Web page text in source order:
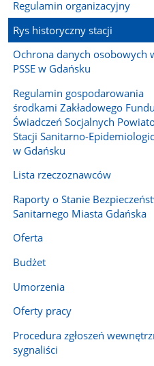
Regulamin organizacyjny
Rys historyczny stacji
Ochrona danych osobowych
PSSE w Gdańsku
Regulamin gospodarowania
środkami Zakładowego
Świadczeń Socjalnych
Stacji Sanitarno-
w Gdańsku
Lista rzeczoznawców
Raporty o Stanie
Sanitarnego Miasta Gdańska
Oferta
Budżet
Umorzenia
Oferty pracy
Procedura zgłoszeń
sygnaliści